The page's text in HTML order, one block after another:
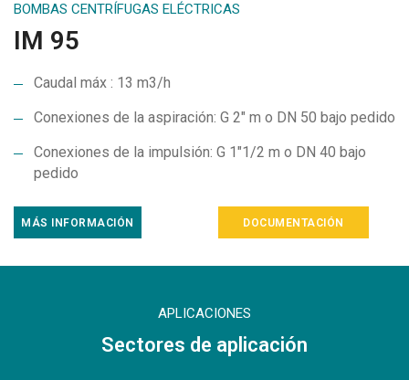
BOMBAS CENTRÍFUGAS ELÉCTRICAS
IM 95
Caudal máx : 13 m3/h
Conexiones de la aspiración: G 2″ m o DN 50 bajo pedido
Conexiones de la impulsión: G 1″1/2 m o DN 40 bajo
pedido
MÁS INFORMACIÓN DOCUMENTACIÓN
APLICACIONES
Sectores de aplicación